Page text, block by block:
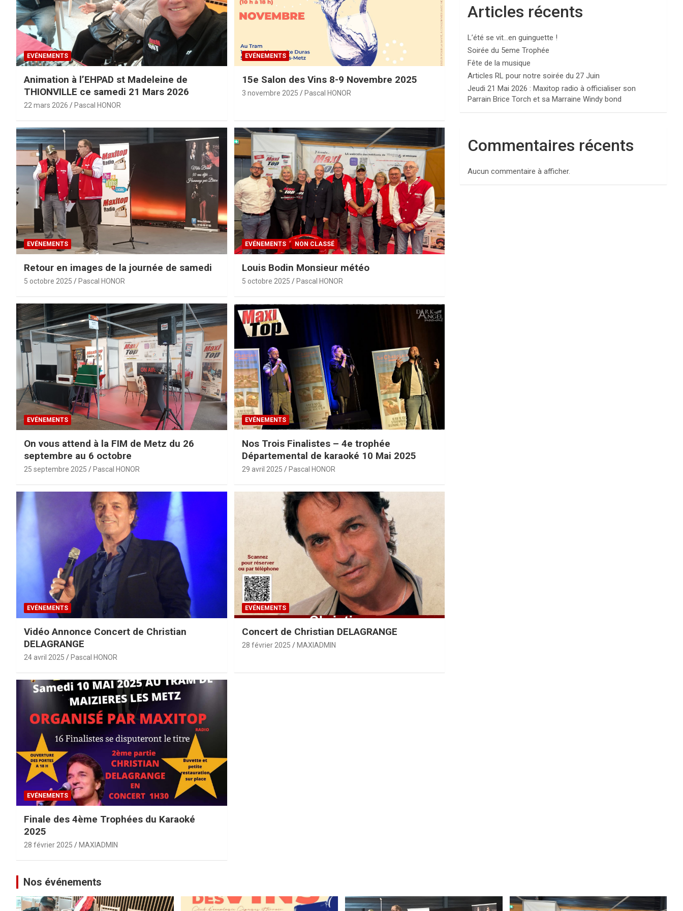
EVÉNEMENTS
Animation à l’EHPAD st Madeleine de
THIONVILLE ce samedi 21 Mars 2026
22 mars 2026 Pascal HONOR
EVÉNEMENTS
15e Salon des Vins 8-9 Novembre 2025
3 novembre 2025 Pascal HONOR
EVÉNEMENTS
Retour en images de la journée de samedi
5 octobre 2025 Pascal HONOR
EVÉNEMENTS NON CLASSÉ
Louis Bodin Monsieur météo
5 octobre 2025 Pascal HONOR
EVÉNEMENTS
On vous attend à la FIM de Metz du 26
septembre au 6 octobre
25 septembre 2025 Pascal HONOR
EVÉNEMENTS
Nos Trois Finalistes – 4e trophée
Départemental de karaoké 10 Mai 2025
29 avril 2025 Pascal HONOR
EVÉNEMENTS
Vidéo Annonce Concert de Christian
DELAGRANGE
24 avril 2025 Pascal HONOR
EVÉNEMENTS
Concert de Christian DELAGRANGE
28 février 2025 MAXIADMIN
EVÉNEMENTS
Finale des 4ème Trophées du Karaoké
2025
28 février 2025 MAXIADMIN
Articles récents
L’été se vit…en guinguette !
Soirée du 5eme Trophée
Fête de la musique
Articles RL pour notre soirée du 27 Juin
Jeudi 21 Mai 2026 : Maxitop radio à officialiser son
Parrain Brice Torch et sa Marraine Windy bond
Commentaires récents
Aucun commentaire à afficher.
Nos événements